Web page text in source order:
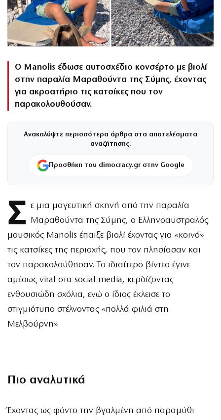
Ο Manolis έδωσε αυτοσχέδιο κονσέρτο με βιολί
στην παραλία Μαραθούντα της Σύμης, έχοντας
για ακροατήριο τις κατσίκες που τον
παρακολουθούσαν.
Ανακαλύψτε περισσότερα άρθρα στα αποτελέσματα
αναζήτησης.
Προσθήκη του dimocracy.gr στην Google
Σ ε μια μαγευτική σκηνή από την παραλία
Μαραθούντα της Σύμης, ο Ελληνοαυστραλός
μουσικός Manolis έπαιξε βιολί έχοντας για «κοινό»
τις κατσίκες της περιοχής, που τον πλησίασαν και
τον παρακολούθησαν. Το ιδιαίτερο βίντεο έγινε
αμέσως viral στα social media, κερδίζοντας
ενθουσιώδη σχόλια, ενώ ο ίδιος έκλεισε το
στιγμιότυπο στέλνοντας «πολλά φιλιά στη
Μελβούρνη».
Πιο αναλυτικά
Έχοντας ως φόντο την βγαλμένη από παραμύθι